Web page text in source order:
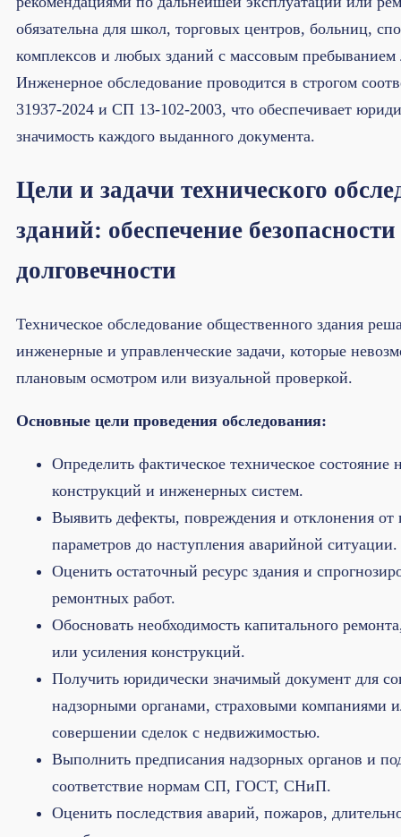
обязательна для школ, торговых центров, больниц,
комплексов и любых зданий с массовым пребыванием
Инженерное обследование проводится в строгом
31937-2024 и СП 13-102-2003, что обеспечивает
значимость каждого выданного документа.
Цели и задачи технического
зданий: обеспечение
долговечности
Техническое обследование общественного здания
инженерные и управленческие задачи, которые
плановым осмотром или визуальной проверкой.
Основные цели проведения обследования:
Определить фактическое техническое состояние
конструкций и инженерных систем.
Выявить дефекты, повреждения и отклонения от
параметров до наступления аварийной ситуации.
Оценить остаточный ресурс здания и
ремонтных работ.
Обосновать необходимость капитального
или усиления конструкций.
Получить юридически значимый документ для
надзорными органами, страховыми компаниями
совершении сделок с недвижимостью.
Выполнить предписания надзорных органов и
соответствие нормам СП, ГОСТ, СНиП.
Оценить последствия аварий, пожаров,